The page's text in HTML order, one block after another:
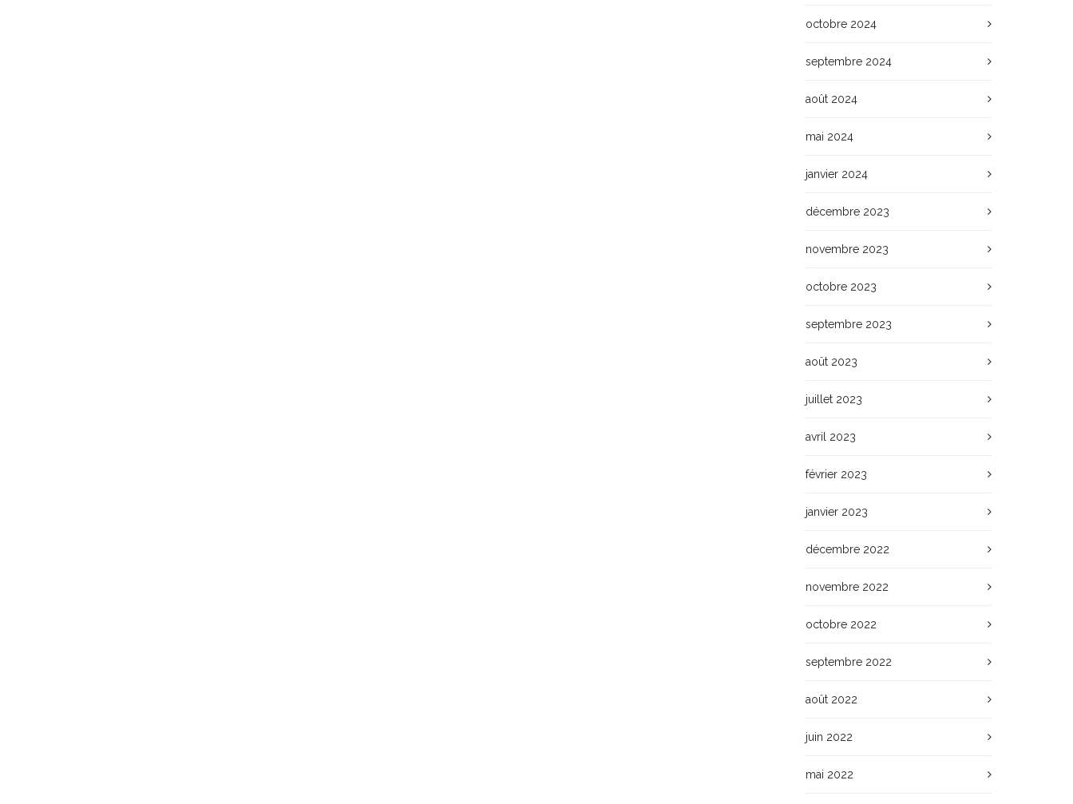
octobre 2024
septembre 2024
août 2024
mai 2024
janvier 2024
décembre 2023
novembre 2023
octobre 2023
septembre 2023
août 2023
juillet 2023
avril 2023
février 2023
janvier 2023
décembre 2022
novembre 2022
octobre 2022
septembre 2022
août 2022
juin 2022
mai 2022